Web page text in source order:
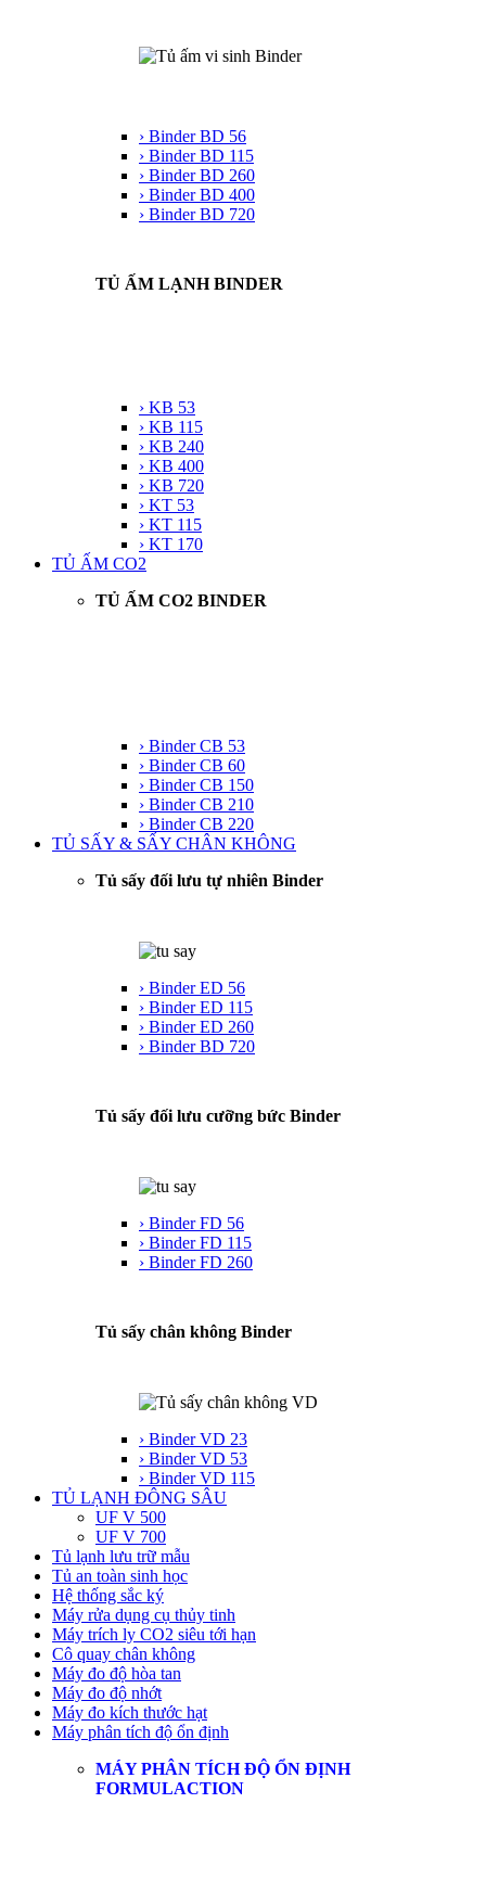
› Binder BD 56
› Binder BD 115
› Binder BD 260
› Binder BD 400
› Binder BD 720
TỦ ẤM LẠNH BINDER
› KB 53
› KB 115
› KB 240
› KB 400
› KB 720
› KT 53
› KT 115
› KT 170
TỦ ẤM CO2
TỦ ẤM CO2 BINDER
› Binder CB 53
› Binder CB 60
› Binder CB 150
› Binder CB 210
› Binder CB 220
TỦ SẤY & SẤY CHÂN KHÔNG
Tủ sấy đối lưu tự nhiên Binder
› Binder ED 56
› Binder ED 115
› Binder ED 260
› Binder BD 720
Tủ sấy đối lưu cưỡng bức Binder
› Binder FD 56
› Binder FD 115
› Binder FD 260
Tủ sấy chân không Binder
› Binder VD 23
› Binder VD 53
› Binder VD 115
TỦ LẠNH ĐÔNG SÂU
UF V 500
UF V 700
Tủ lạnh lưu trữ mẫu
Tủ an toàn sinh học
Hệ thống sắc ký
Máy rửa dụng cụ thủy tinh
Máy trích ly CO2 siêu tới hạn
Cô quay chân không
Máy đo độ hòa tan
Máy đo độ nhớt
Máy đo kích thước hạt
Máy phân tích độ ổn định
MÁY PHÂN TÍCH ĐỘ ỔN ĐỊNH
FORMULACTION